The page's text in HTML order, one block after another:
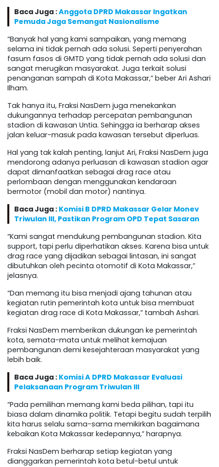
Baca Juga :Anggota DPRD Makassar Ingatkan
Pemuda Jaga Semangat Nasionalisme
“Banyak hal yang kami sampaikan, yang memang
selama ini tidak pernah ada solusi. Seperti penyerahan
fasum fasos di GMTD yang tidak pernah ada solusi dan
sangat merugikan masyarakat. Juga terkait solusi
penanganan sampah di Kota Makassar,” beber Ari Ashari
Ilham.
Tak hanya itu, Fraksi NasDem juga menekankan
dukungannya terhadap percepatan pembangunan
stadion di kawasan Untia. Sehingga ia berharap akses
jalan keluar-masuk pada kawasan tersebut diperluas.
Hal yang tak kalah penting, lanjut Ari, Fraksi NasDem juga
mendorong adanya perluasan di kawasan stadion agar
dapat dimanfaatkan sebagai drag race atau
perlombaan dengan menggunakan kendaraan
bermotor (mobil dan motor) nantinya.
Baca Juga : Komisi B DPRD Makassar Gelar Monev
Triwulan III, Pastikan Program OPD Tepat Sasaran
“Kami sangat mendukung pembangunan stadion. Kita
support, tapi perlu diperhatikan akses. Karena bisa untuk
drag race yang dijadikan sebagai lintasan, ini sangat
dibutuhkan oleh pecinta otomotif di Kota Makassar,”
jelasnya.
“Dan memang itu bisa menjadi ajang tahunan atau
kegiatan rutin pemerintah kota untuk bisa membuat
kegiatan drag race di Kota Makassar,” tambah Ashari.
Fraksi NasDem memberikan dukungan ke pemerintah
kota, semata-mata untuk melihat kemajuan
pembangunan demi kesejahteraan masyarakat yang
lebih baik.
Baca Juga : Komisi A DPRD Makassar Evaluasi
Pelaksanaan Program Triwulan III
“Pada pemilihan memang kami beda pilihan, tapi itu
biasa dalam dinamika politik. Tetapi begitu sudah terpilih
kita harus selalu sama-sama memikirkan bagaimana
kebaikan Kota Makassar kedepannya,” harapnya.
Fraksi NasDem berharap setiap kegiatan yang
dianggarkan pemerintah kota betul-betul untuk